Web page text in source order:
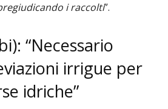
i raccolti”.
“Necessario
irrigue per
idriche”